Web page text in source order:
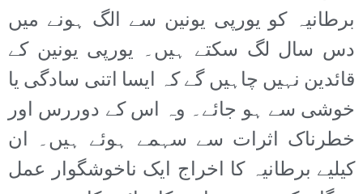
برطانیہ کو یورپی یونین سے الگ ہونے میں
دس سال لگ سکتے ہیں۔ یورپی یونین کے
قائدین نہیں چاہیں گے کہ ایسا اتنی سادگی یا
خوشی سے ہو جائے۔ وہ اس کے دوررس اور
خطرناک اثرات سے سہمے ہوئے ہیں۔ ان
کیلیے برطانیہ کا اخراج ایک ناخوشگوار عمل